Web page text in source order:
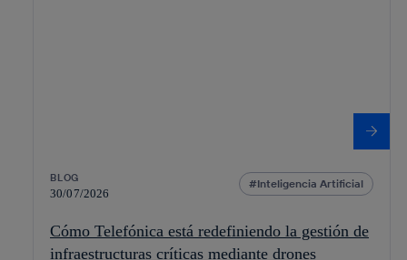
BLOG
30/07/2026
Inteligencia Artificial
Cómo Telefónica está redefiniendo la gestión de
infraestructuras críticas mediante drones